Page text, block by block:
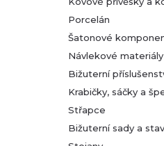
Porcelán
Šatonové
Návlekové materiály
Bižuterní
Krabičky, sáčky a
Střapce
Bižuterní sady a